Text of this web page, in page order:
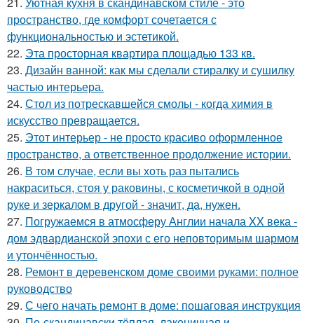
пространство, где комфорт сочетается с
функциональностью и эстетикой.
22. Эта просторная квартира площадью 133 кв.
23. Дизайн ванной: как мы сделали стиралку и сушилку
частью интерьера.
24. Стол из потрескавшейся смолы - когда химия в
искусство превращается.
25. Этот интерьер - не просто красиво оформленное
пространство, а ответственное продолжение истории.
26. В том случае, если вы хоть раз пытались
накраситься, стоя у раковины, с косметичкой в одной
руке и зеркалом в другой - значит, да, нужен.
27. Погружаемся в атмосферу Англии начала XX века -
дом эдвардианской эпохи с его неповторимым шармом
и утончённостью.
28. Ремонт в деревенском доме своими руками: полное
руководство
29. С чего начать ремонт в доме: пошаговая инструкция